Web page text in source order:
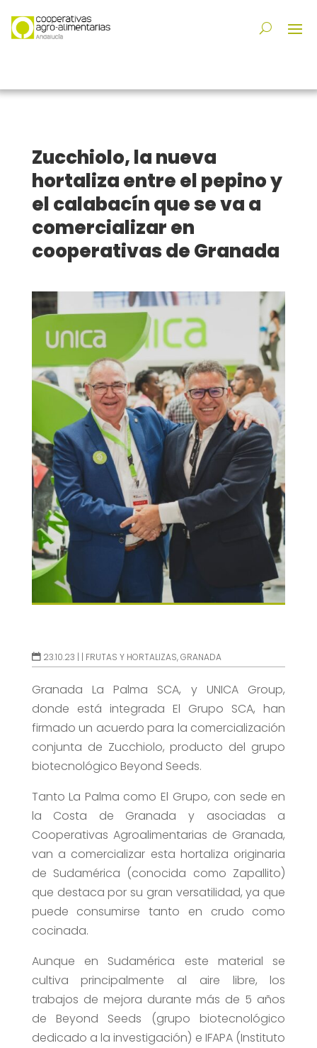
Zucchiolo, la nueva
hortaliza entre el pepino y
el calabacín que se va a
comercializar en
cooperativas de Granada
23.10.23 | | FRUTAS Y HORTALIZAS,GRANADA
Granada La Palma SCA, y UNICA Group,
donde está integrada El Grupo SCA, han
firmado un acuerdo para la comercialización
conjunta de Zucchiolo, producto del grupo
biotecnológico Beyond Seeds.
Tanto La Palma como El Grupo, con sede en
la Costa de Granada y asociadas a
Cooperativas Agroalimentarias de Granada,
van a comercializar esta hortaliza originaria
de Sudamérica (conocida como Zapallito)
que destaca por su gran versatilidad, ya que
puede consumirse tanto en crudo como
cocinada.
Aunque en Sudamérica este material se
cultiva principalmente al aire libre, los
trabajos de mejora durante más de 5 años
de Beyond Seeds (grupo biotecnológico
dedicado a la investigación) e IFAPA (Instituto